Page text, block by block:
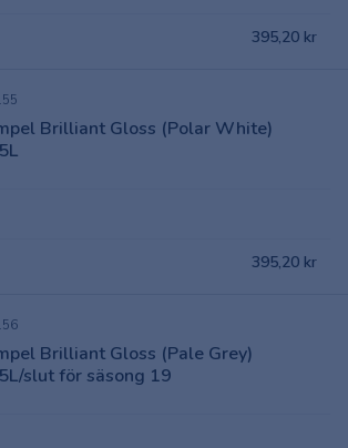
395,20 kr
Brilliant Gloss (Polar White)
395,20 kr
Brilliant Gloss (Pale Grey)
slut för säsong 19